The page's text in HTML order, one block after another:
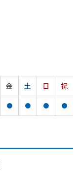
金 土 日
祝
● ● ● ●